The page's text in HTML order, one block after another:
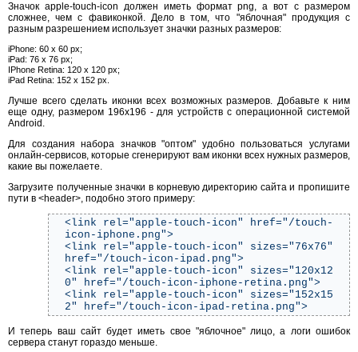
Значок apple-touch-icon должен иметь формат png, а вот с размером
сложнее, чем с фавиконкой. Дело в том, что "яблочная" продукция с
разным разрешением использует значки разных размеров:
iPhone: 60 x 60 px;
iPad: 76 x 76 px;
IPhone Retina: 120 x 120 px;
iPad Retina: 152 x 152 px.
Лучше всего сделать иконки всех возможных размеров. Добавьте к ним
еще одну, размером 196х196 - для устройств с операционной системой
Android.
Для создания набора значков "оптом" удобно пользоваться услугами
онлайн-сервисов, которые сгенерируют вам иконки всех нужных размеров,
какие вы пожелаете.
Загрузите полученные значки в корневую директорию сайта и пропишите
пути в <header>, подобно этого примеру:
<link rel="apple-touch-icon" href="/touch-
icon-iphone.png">
<link rel="apple-touch-icon" sizes="76x76"
href="/touch-icon-ipad.png">
<link rel="apple-touch-icon" sizes="120x12
0" href="/touch-icon-iphone-retina.png">
<link rel="apple-touch-icon" sizes="152x15
2" href="/touch-icon-ipad-retina.png">
И теперь ваш сайт будет иметь свое "яблочное" лицо, а логи ошибок
сервера станут гораздо меньше.